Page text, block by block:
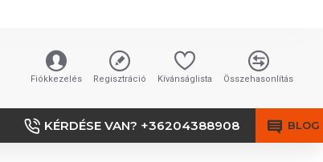
Fiókkezelés Regisztráció Kívánságlista Összehasonlítás
KÉRDÉSE VAN? +36204388908 BLOG